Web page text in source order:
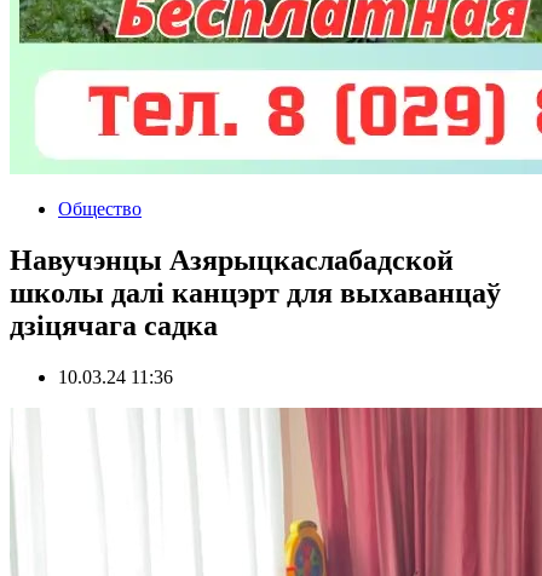
Общество
Навучэнцы Азярыцкаслабадской
школы далі канцэрт для выхаванцаў
дзіцячага садка
10.03.24 11:36